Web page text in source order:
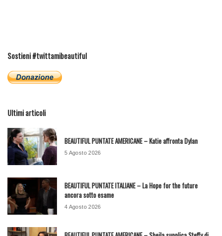
Sostieni #twittamibeautiful
Ultimi articoli
BEAUTIFUL PUNTATE AMERICANE – Katie affronta Dylan
5 Agosto 2026
BEAUTIFUL PUNTATE ITALIANE – La Hope for the future
ancora sotto esame
4 Agosto 2026